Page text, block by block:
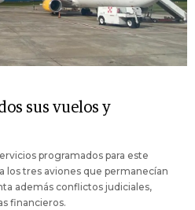
sus vuelos y
programados para este
los tres aviones que permanecían
además conflictos judiciales,
financieros.